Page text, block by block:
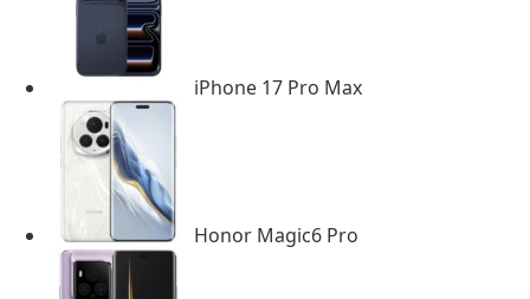
iPhone 17 Pro Max
Honor Magic6 Pro